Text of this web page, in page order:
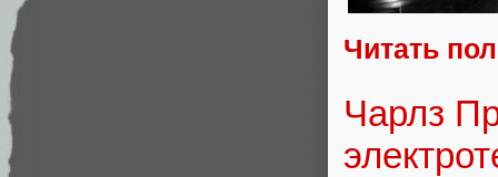
Читать
Чарлз